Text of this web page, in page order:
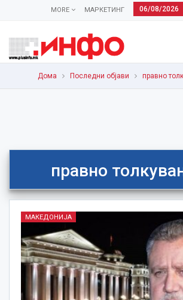
06/08/2026
МАРКЕТИНГ
MORE
Дома Последни објави правно
правно
МАКЕДОНИЈА